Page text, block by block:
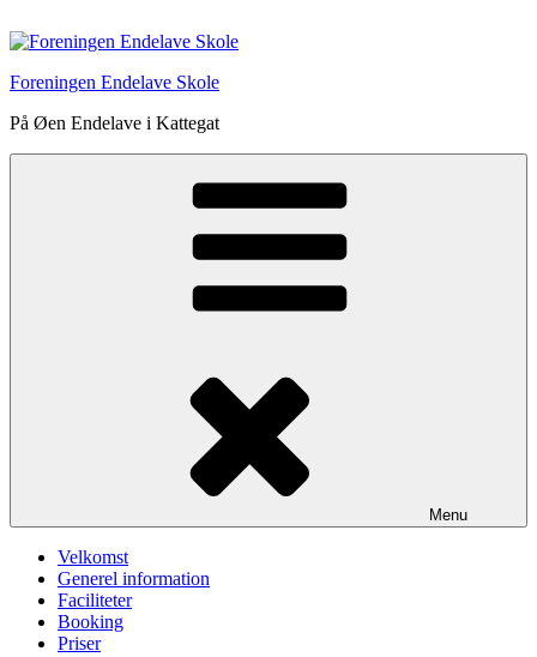
til
Foreningen Endelave Skole
På Øen Endelave i Kattegat
Menu
Velkomst
Generel information
Faciliteter
Booking
Priser